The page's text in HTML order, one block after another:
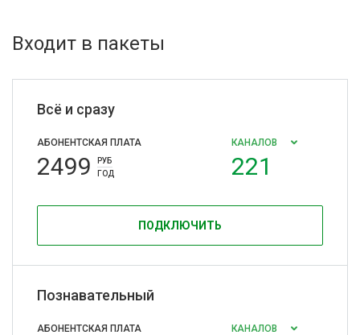
Входит в пакеты
Всё и сразу
АБОНЕНТСКАЯ ПЛАТА
2499
РУБ
ГОД
КАНАЛОВ
221
ПОДКЛЮЧИТЬ
Познавательный
АБОНЕНТСКАЯ ПЛАТА КАНАЛОВ